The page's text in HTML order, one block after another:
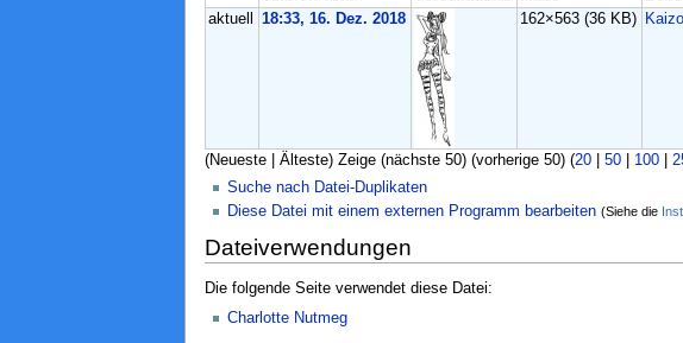
aktuell
18:33, 16. Dez. 2018 162×563(36 KB)
(Neueste | Älteste) Zeige (nächste 50) (vorherige 50) (20| 50| 100|
Suche nach Datei-Duplikaten
Diese Datei mit einem externen Programm bearbeiten (Siehe die
Dateiverwendungen
Die folgende Seite verwendet diese Datei:
Charlotte Nutmeg